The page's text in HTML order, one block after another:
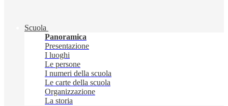
Scuola
Panoramica
Presentazione
I luoghi
Le persone
I numeri della scuola
Le carte della scuola
Organizzazione
La storia